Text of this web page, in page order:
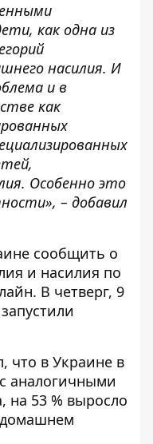
как одна из
насилия. И
и в
как
Особенно это
– добавил
сообщить о
и насилия по
. В четверг, 9
что в Украине в
аналогичными
на 53 % выросло
домашнем